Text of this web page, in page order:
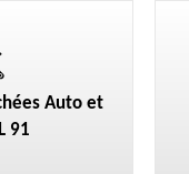
Auto et
91